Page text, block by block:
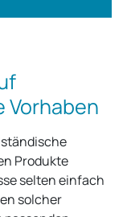
Vorhaben
Produkte
selten einfach
solcher